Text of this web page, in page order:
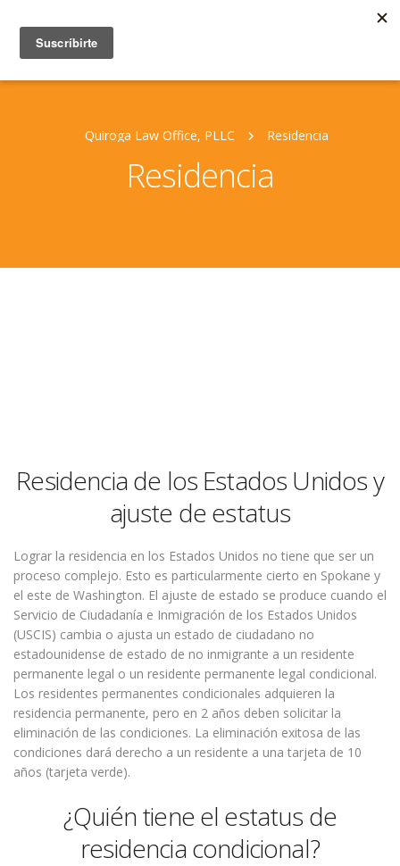
Quiroga Law Office, PLLC Residencia
Residencia
Residencia de los Estados Unidos y
ajuste de estatus
Lograr la residencia en los Estados Unidos no tiene que ser un
proceso complejo. Esto es particularmente cierto en Spokane y
el este de Washington. El ajuste de estado se produce cuando el
Servicio de Ciudadanía e Inmigración de los Estados Unidos
(USCIS) cambia o ajusta un estado de ciudadano no
estadounidense de estado de no inmigrante a un residente
permanente legal o un residente permanente legal condicional.
Los residentes permanentes condicionales adquieren la
residencia permanente, pero en 2 años deben solicitar la
eliminación de las condiciones. La eliminación exitosa de las
condiciones dará derecho a un residente a una tarjeta de 10
años (tarjeta verde).
¿Quién tiene el estatus de
residencia condicional?